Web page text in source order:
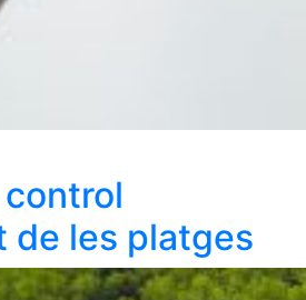
de les platges